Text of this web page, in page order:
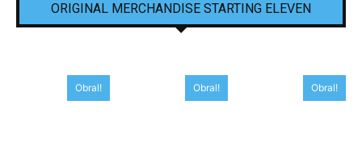
ORIGINAL MERCHANDISE STARTING ELEVEN
Obral! Obral! Obral!